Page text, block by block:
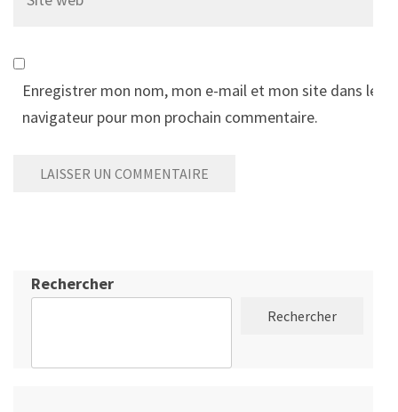
web
Enregistrer mon nom, mon e-mail et mon site dans le
navigateur pour mon prochain commentaire.
Rechercher
Rechercher